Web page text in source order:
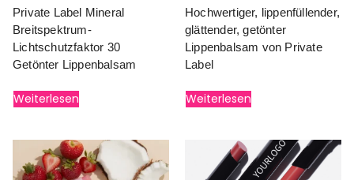
Private Label Mineral
Breitspektrum-
Lichtschutzfaktor 30
Getönter Lippenbalsam
Weiterlesen
Hochwertiger, lippenfüllender,
glättender, getönter
Lippenbalsam von Private
Label
Weiterlesen